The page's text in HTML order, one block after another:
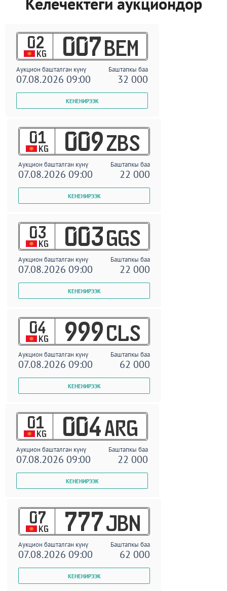
02
KG 007 BEM
Аукцион башталган күнү Баштапкы баа
07.08.2026 09:00 32 000
01
KG 009 ZBS
Аукцион башталган күнү Баштапкы баа
07.08.2026 09:00 22 000
03
KG 003 GGS
Аукцион башталган күнү Баштапкы баа
07.08.2026 09:00 22 000
04
KG 999 CLS
Аукцион башталган күнү Баштапкы баа
07.08.2026 09:00 62 000
01
KG 004 ARG
Аукцион башталган күнү Баштапкы баа
07.08.2026 09:00 22 000
07
KG 777 JBN
Аукцион башталган күнү Баштапкы баа
07.08.2026 09:00 62 000